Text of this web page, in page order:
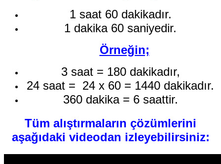
1 saat 60 dakikadır.
1 dakika 60 saniyedir.
Örneğin;
3 saat = 180 dakikadır,
24 saat = 24 x 60 = 1440 dakikadır.
360 dakika = 6 saattir.
Tüm alıştırmaların çözümlerini
aşağıdaki videodan izleyebilirsiniz: